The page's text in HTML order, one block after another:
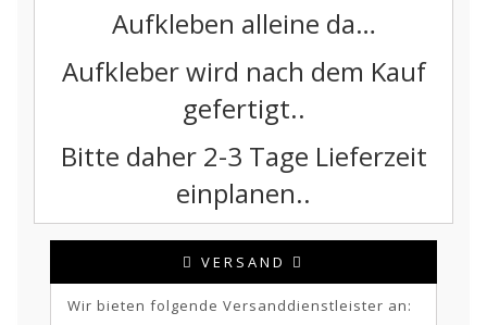
Aufkleben alleine da…
Aufkleber wird nach dem Kauf
gefertigt..
Bitte daher 2-3 Tage Lieferzeit
einplanen..
VERSAND
Wir bieten folgende Versanddienstleister an: